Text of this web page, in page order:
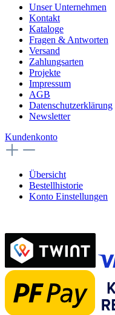
Unser Unternehmen
Kontakt
Kataloge
Fragen & Antworten
Versand
Zahlungsarten
Projekte
Impressum
AGB
Datenschutzerklärung
Newsletter
Kundenkonto
Übersicht
Bestellhistorie
Konto Einstellungen